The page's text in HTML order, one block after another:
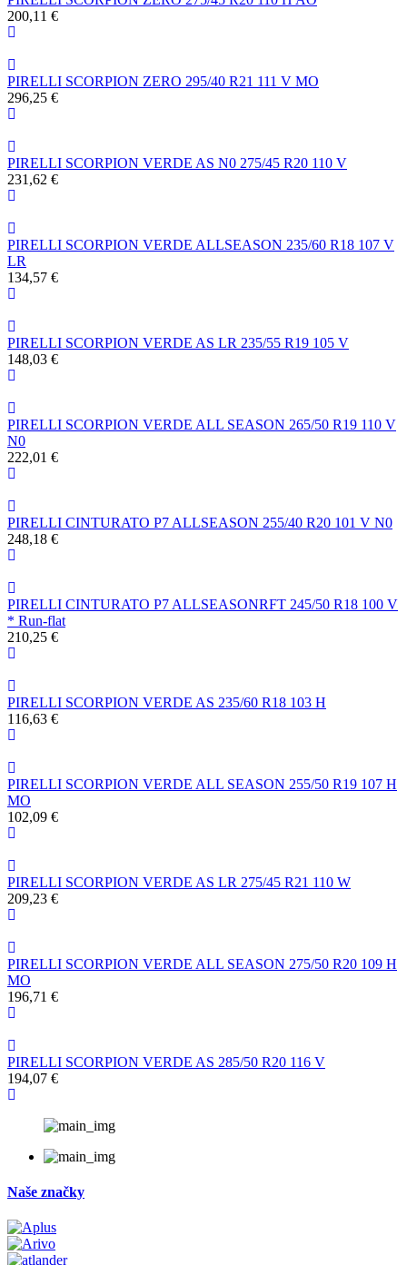
200,11 €
PIRELLI SCORPION ZERO 295/40 R21 111 V MO
296,25 €
PIRELLI SCORPION VERDE AS N0 275/45 R20 110 V
231,62 €
PIRELLI SCORPION VERDE ALLSEASON 235/60 R18 107 V
LR
134,57 €
PIRELLI SCORPION VERDE AS LR 235/55 R19 105 V
148,03 €
PIRELLI SCORPION VERDE ALL SEASON 265/50 R19 110 V
N0
222,01 €
PIRELLI CINTURATO P7 ALLSEASON 255/40 R20 101 V N0
248,18 €
PIRELLI CINTURATO P7 ALLSEASONRFT 245/50 R18 100 V
* Run-flat
210,25 €
PIRELLI SCORPION VERDE AS 235/60 R18 103 H
116,63 €
PIRELLI SCORPION VERDE ALL SEASON 255/50 R19 107 H
MO
102,09 €
PIRELLI SCORPION VERDE AS LR 275/45 R21 110 W
209,23 €
PIRELLI SCORPION VERDE ALL SEASON 275/50 R20 109 H
MO
196,71 €
PIRELLI SCORPION VERDE AS 285/50 R20 116 V
194,07 €
Naše značky